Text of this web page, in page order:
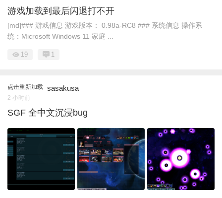
游戏加载到最后闪退打不开
[md]### 游戏信息 游戏版本： 0.98a-RC8 ### 系统信息 操作系
统：Microsoft Windows 11 家庭 ...
19 1
点击重新加载 sasakusa
2 小时前
SGF 全中文沉浸bug